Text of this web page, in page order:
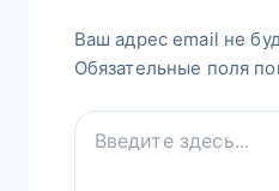
Ваш адрес email не
Обязательные поля
Введите
здесь...